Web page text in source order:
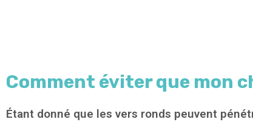
Comment éviter que mon
Étant donné que les vers ronds peuvent